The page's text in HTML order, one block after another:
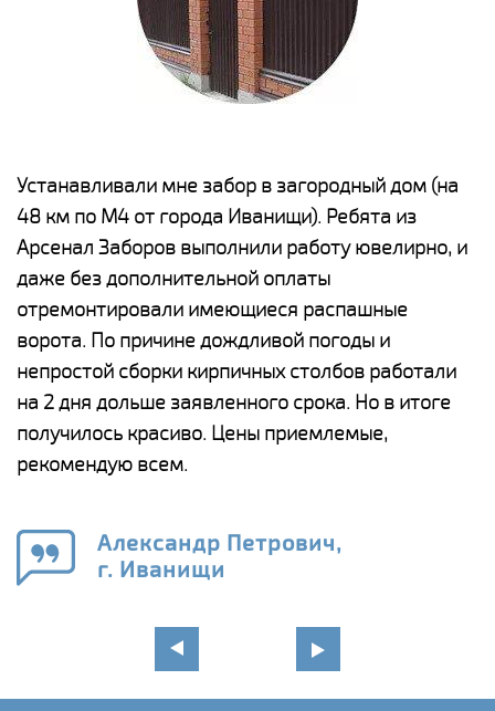
Устанавливали мне забор в загородный дом (на
48 км по М4 от города Иванищи). Ребята из
Арсенал Заборов выполнили работу ювелирно, и
даже без дополнительной оплаты
отремонтировали имеющиеся распашные
ворота. По причине дождливой погоды и
непростой сборки кирпичных столбов работали
на 2 дня дольше заявленного срока. Но в итоге
получилось красиво. Цены приемлемые,
рекомендую всем.
Александр Петрович,
г. Иванищи